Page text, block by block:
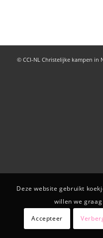
© CCI-NL Christelijke kampen in
Deze website gebruikt
willen we
Accepteer